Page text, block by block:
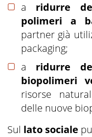
a ridurre
polimeri a
partner già
packaging;
a ridurre
biopolimeri
risorse
delle nuove
Sul lato sociale